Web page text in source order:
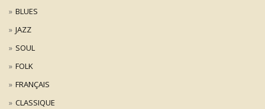
BLUES
JAZZ
SOUL
FOLK
FRANÇAIS
CLASSIQUE